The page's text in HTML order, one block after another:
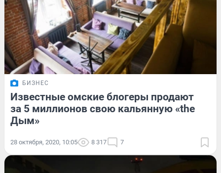
БИЗНЕС
Известные омские блогеры продают
за 5 миллионов свою кальянную «the
Дым»
28 октября, 2020, 10:05 8 317 7